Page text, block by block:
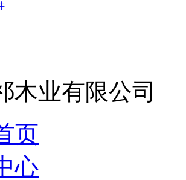
木业有限公司
页
心